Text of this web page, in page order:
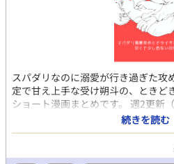
スパダリなのに溺愛が行き過ぎた攻
定で甘え上手な受け朔斗の、ときど
ショート漫画まとめです。 週2更新
ページ〜短篇中心。 ほのぼの回の
お話も入ります。 ※オリジナルBL
です。 完結済みの一期、現在執筆
のでかなりネタバレ含みます。ご注
続きを読む